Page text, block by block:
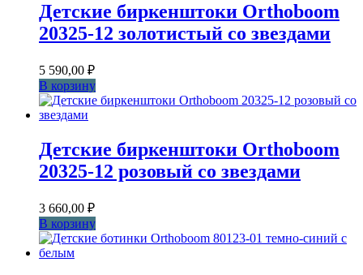
Детские биркенштоки Orthoboom
20325-12 золотистый со звездами
5 590,00 ₽
В корзину
Детские биркенштоки Orthoboom
20325-12 розовый со звездами
3 660,00 ₽
В корзину